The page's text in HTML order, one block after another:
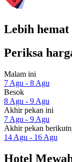
Lebih
Periksa
Malam ini
7 Agu - 8 Agu
Besok
8 Agu - 9 Agu
Akhir pekan ini
7 Agu - 9 Agu
Akhir pekan
14 Agu - 16 Agu
Hotel